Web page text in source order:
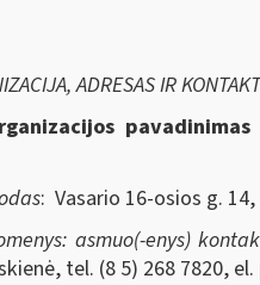
ADRESAS IR
: Vasario 16-osios g. 14,
asmuo(-enys)
tel. (8 5) 268 7820,